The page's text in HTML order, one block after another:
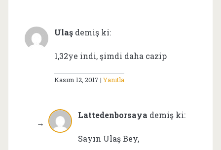
Ulaş demiş ki:
1,32ye indi, şimdi daha cazip
Kasım 12, 2017 Yanıtla
Lattedenborsaya demiş ki:
Sayın Ulaş Bey,